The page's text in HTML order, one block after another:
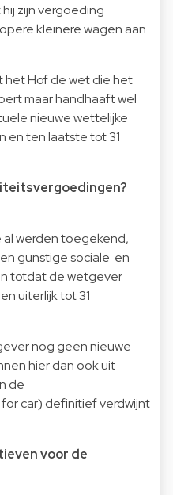
zijn vergoeding
kleinere wagen aan
het Hof de wet die het
maar handhaaft wel
nieuwe wettelijke
en ten laatste tot 31
werden toegekend,
gunstige sociale en
totdat de wetgever
uiterlijk tot 31
nog geen nieuwe
hier dan ook uit
de
car) definitief verdwijnt
voor de